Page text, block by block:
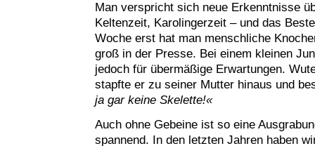
Man verspricht sich neue Erkenntnisse
Keltenzeit, Karolingerzeit – und das
Woche erst hat man menschliche
groß in der Presse. Bei einem kleinen
jedoch für übermäßige Erwartungen.
stapfte er zu seiner Mutter hinaus und
ja gar keine Skelette!«
Auch ohne Gebeine ist so eine
spannend. In den letzten Jahren haben